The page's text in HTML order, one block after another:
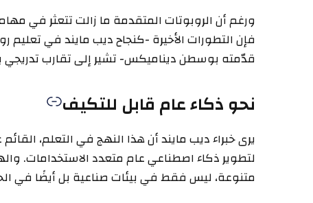
ورغم أن الروبوتات المتقدمة ما زالت تتعثر في
فإن التطورات الأخيرة -كنجاح ديب مايند في تعليم
قدّمته بوسطن ديناميكس- تشير إلى تقارب تدريجي
نحو ذكاء عام قابل للتكيف
يرى خبراء ديب مايند أن هذا النهج في التعلم،
لتطوير ذكاء اصطناعي عام متعدد الاستخدامات.
متنوعة، ليس فقط في بيئات صناعية بل أيضًا في